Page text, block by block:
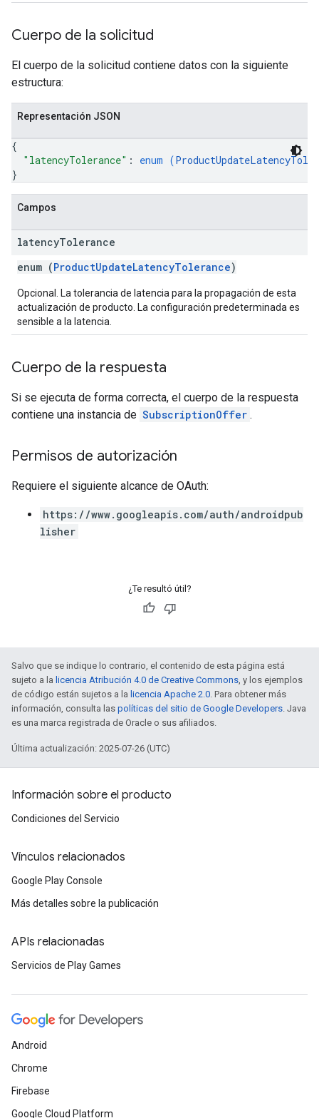
Cuerpo de la solicitud
El cuerpo de la solicitud contiene datos con la siguiente
estructura:
Representación JSON
{
"latencyTolerance" : enum (
}
Campos
latencyTolerance
enum (ProductUpdateLatencyTolerance)
Opcional. La tolerancia de latencia para la propagación de esta
actualización de producto. La configuración predeterminada es
sensible a la latencia.
Cuerpo de la respuesta
Si se ejecuta de forma correcta, el cuerpo de la respuesta
contiene una instancia de SubscriptionOffer .
Permisos de autorización
Requiere el siguiente alcance de OAuth:
https://www.googleapis.com/auth/androidpub
lisher
¿Te resultó útil?
Salvo que se indique lo contrario, el contenido de esta página está
sujeto a la licencia Atribución 4.0 de Creative Commons, y los ejemplos
de código están sujetos a la licencia Apache 2.0. Para obtener más
información, consulta las políticas del sitio de Google Developers. Java
es una marca registrada de Oracle o sus afiliados.
Última actualización: 2025-07-26 (UTC)
Información sobre el producto
Condiciones del Servicio
Vínculos relacionados
Google Play Console
Más detalles sobre la publicación
APIs relacionadas
Servicios de Play Games
Android
Chrome
Firebase
Google Cloud Platform